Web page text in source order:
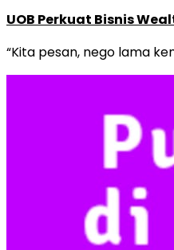
UOB Perkuat Bisnis
“Kita pesan, nego lama